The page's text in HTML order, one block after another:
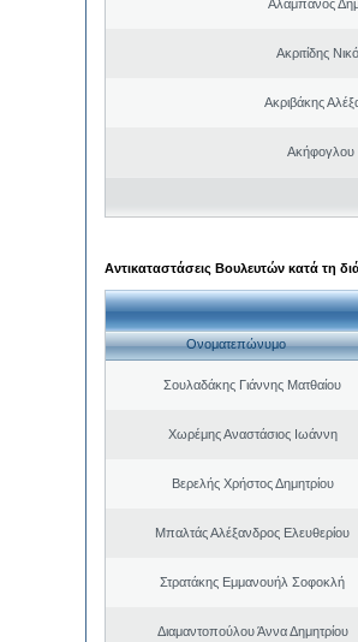
Αλαμπάνος
Ακριτίδης
Ακριβάκης
Ακήφογλου
Αντικαταστάσεις Βουλευτών κατά τη
Ονοματεπώνυμο
Σουλαδάκης Γιάννης Ματθαίου
Χωρέμης Αναστάσιος Ιωάννη
Βερελής Χρήστος Δημητρίου
Μπαλτάς Αλέξανδρος Ελευθερίου
Στρατάκης Εμμανουήλ Σοφοκλή
Διαμαντοπούλου Άννα Δημητρίου